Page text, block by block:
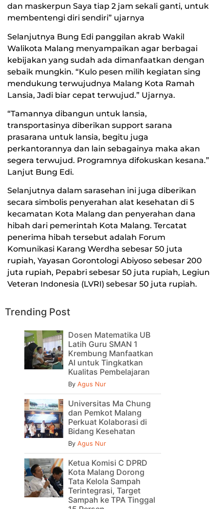
dan maskerpun Saya tiap 2 jam sekali ganti, untuk
membentengi diri sendiri” ujarnya
Selanjutnya Bung Edi panggilan akrab Wakil
Walikota Malang menyampaikan agar berbagai
kebijakan yang sudah ada dimanfaatkan dengan
sebaik mungkin. “Kulo pesen milih kegiatan sing
mendukung terwujudnya Malang Kota Ramah
Lansia, Jadi biar cepat terwujud.” Ujarnya.
“Tamannya dibangun untuk lansia,
transportasinya diberikan support sarana
prasarana untuk lansia, begitu juga
perkantorannya dan lain sebagainya maka akan
segera terwujud. Programnya difokuskan kesana.”
Lanjut Bung Edi.
Selanjutnya dalam sarasehan ini juga diberikan
secara simbolis penyerahan alat kesehatan di 5
kecamatan Kota Malang dan penyerahan dana
hibah dari pemerintah Kota Malang. Tercatat
penerima hibah tersebut adalah Forum
Komunikasi Karang Werdha sebesar 50 juta
rupiah, Yayasan Gorontologi Abiyoso sebesar 200
juta rupiah, Pepabri sebesar 50 juta rupiah, Legiun
Veteran Indonesia (LVRI) sebesar 50 juta rupiah.
Trending Post
Dosen Matematika UB
Latih Guru SMAN 1
Krembung Manfaatkan
AI untuk Tingkatkan
Kualitas Pembelajaran
By Agus Nur
Universitas Ma Chung
dan Pemkot Malang
Perkuat Kolaborasi di
Bidang Kesehatan
By Agus Nur
Ketua Komisi C DPRD
Kota Malang Dorong
Tata Kelola Sampah
Terintegrasi, Target
Sampah ke TPA Tinggal